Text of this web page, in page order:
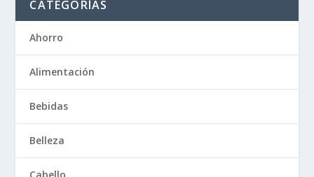
CATEGORÍAS
Ahorro
Alimentación
Bebidas
Belleza